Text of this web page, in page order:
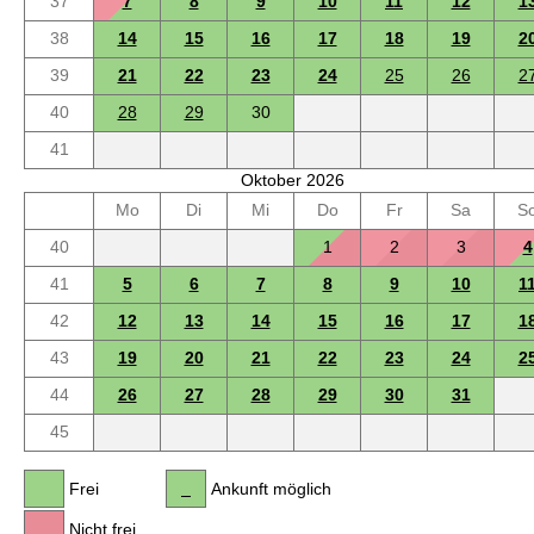
38
14 15 16 17 18 19
39
21 22 23 24 25 26
40
28 29
30
41
Oktober 2026
Mo
Di Mi Do Fr Sa
40
1 2 3
4
41
5 6 7 8 9 10
42
12 13 14 15 16 17
43
19 20 21 22 23 24
44
26 27 28 29 30
31
45
Frei
Nicht frei
Ankunft möglich